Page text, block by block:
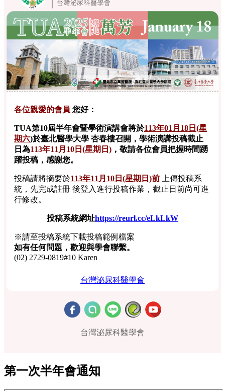
各位親愛的會員 您好：
TUA第10屆半年會暨學術演講會將於113年01月18日(星
期六)於臺北醫學大學 杏春樓召開，學術演講投稿截止
日為113年11月10日(星期日) ，敬請各位會員把握時間踴
躍投稿，感謝您。
投稿請將摘要於113年11月10日(星期日)前 上傳投稿系
統，先完成註冊 後登入進行投稿作業，截止日前尚可進
行修改。
投稿系統網址https://reurl.cc/eLkLkW
※請至投稿系統下載投稿範例檔案
如有任何問題，歡迎與學會聯繫。
(02) 2729-0819#10 Karen
台灣泌尿科醫學會
台灣泌尿科醫學會
第一次半年會通知